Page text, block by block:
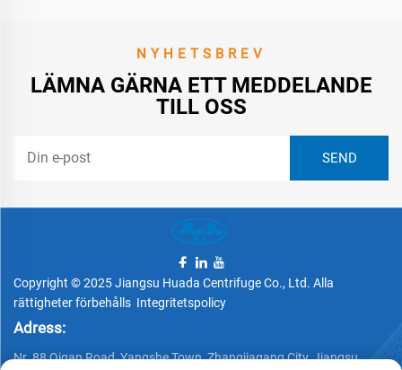
NYHETSBREV
LÄMNA GÄRNA ETT MEDDELANDE
TILL OSS
Copyright © 2025 Jiangsu Huada Centrifuge Co., Ltd. Alla
rättigheter förbehålls Integritetspolicy
Adress:
Nr. 88 Qigan Road, Yangshe Town, Zhangjiagang City, Jiangsu